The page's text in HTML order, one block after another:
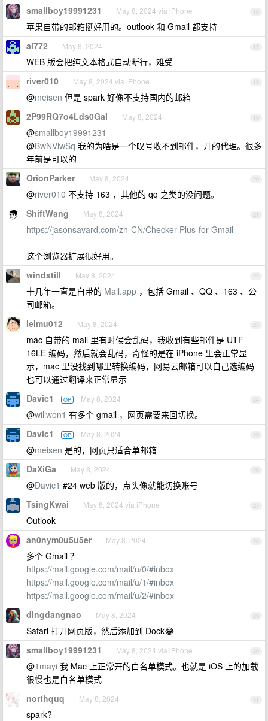
16
smallboy19991231 May 8, 2024 via iPhone
苹果自带的邮箱挺好用的。outlook 和 Gmail 都支持
17
al772 May 8, 2024
WEB 版会把纯文本格式自动断行，难受
18
river010 May 8, 2024 via iPhone
@meisen 但是 spark 好像不支持国内的邮箱
19
2P99RQ7o4Lds0GaI May 8, 2024
@smallboy19991231
@BwNVlwSq 我的为啥是一个叹号收不到邮件，开的代理。很多
年前是可以的
20
OrionParker May 8, 2024
@river010 不支持 163 ，其他的 qq 之类的没问题。
21
ShiftWang May 8, 2024
https://jasonsavard.com/zh-CN/Checker-Plus-for-Gmail
这个浏览器扩展很好用。
22
windstill May 8, 2024
十几年一直是自带的 Mail.app ，包括 Gmail 、QQ 、163 、公
司邮箱。
23
leimu012 May 8, 2024
mac 自带的 mail 里有时候会乱码，我收到有些邮件是 UTF-
16LE 编码，然后就会乱码，奇怪的是在 iPhone 里会正常显
示，mac 里没找到哪里转换编码，网易云邮箱可以自己选编码
也可以通过翻译来正常显示
24
Davic1 OP May 8, 2024
@willwon1 有多个 gmail ，网页需要来回切换。
25
Davic1 OP May 8, 2024
@meisen 是的，网页只适合单邮箱
26
DaXiGa May 8, 2024
@Davic1 #24 web 版的，点头像就能切换账号
27
TsingKwai May 8, 2024 via iPhone
Outlook
28
an0nym0u5u5er May 8, 2024
多个 Gmail ？
https://mail.google.com/mail/u/0/#inbox
https://mail.google.com/mail/u/1/#inbox
https://mail.google.com/mail/u/2/#inbox
29
dingdangnao May 8, 2024
Safari 打开网页版，然后添加到 Dock😂
30
smallboy19991231 May 8, 2024 via iPhone
@1mayi 我 Mac 上正常开的白名单模式。也就是 iOS 上的加载
很慢也是白名单模式
31
northquq May 8, 2024
spark?